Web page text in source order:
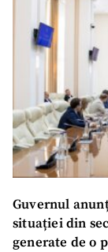
Guvernul
situației din
generate de o